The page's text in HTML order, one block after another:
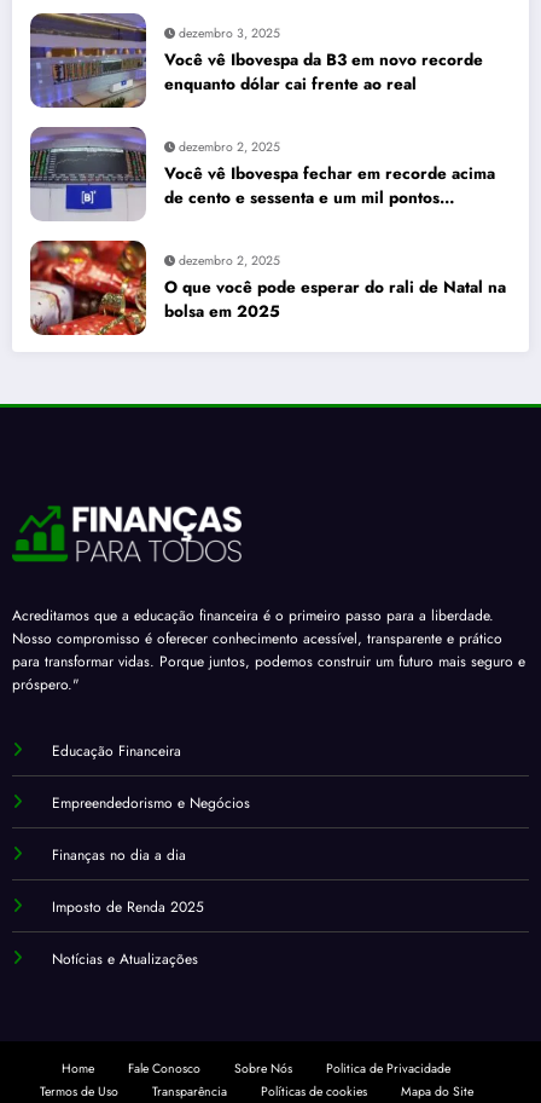
dezembro 3, 2025
Você vê Ibovespa da B3 em novo recorde
enquanto dólar cai frente ao real
dezembro 2, 2025
Você vê Ibovespa fechar em recorde acima
de cento e sessenta e um mil pontos
dezembro 2, 2025
O que você pode esperar do rali de Natal na
bolsa em 2025
Acreditamos que a educação financeira é o primeiro passo para a liberdade.
Nosso compromisso é oferecer conhecimento acessível, transparente e prático
para transformar vidas. Porque juntos, podemos construir um futuro mais seguro e
próspero."
Educação Financeira
Empreendedorismo e Negócios
Finanças no dia a dia
Imposto de Renda 2025
Notícias e Atualizações
Home Fale Conosco Sobre Nós
Politica de Privacidade
Termos de Uso
Transparência Políticas de cookies Mapa do Site